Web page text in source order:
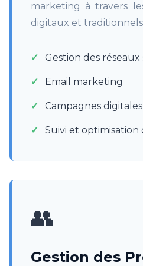
marketing à travers
digitaux et
Gestion des réseaux
Email marketing
Campagnes digitales
Suivi et
👥
Gestion des